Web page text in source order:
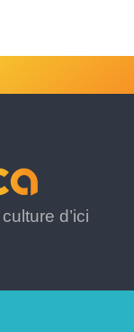
d’ici